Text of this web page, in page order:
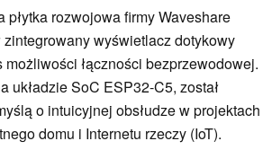
płytka rozwojowa firmy Waveshare
wyświetlacz dotykowy
możliwości łączności bezprzewodowej.
układzie SoC ESP32-C5, został
o intuicyjnej obsłudze w projektach
domu i Internetu rzeczy (IoT).